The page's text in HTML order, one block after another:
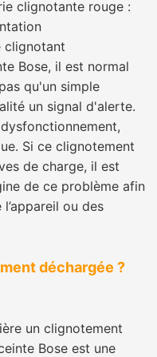
clignotante rouge :
clignotant
Bose, il est normal
qu'un simple
un signal d'alerte.
Si ce clignotement
de charge, il est
de ce problème afin
ou des
déchargée ?
un clignotement
Bose est une